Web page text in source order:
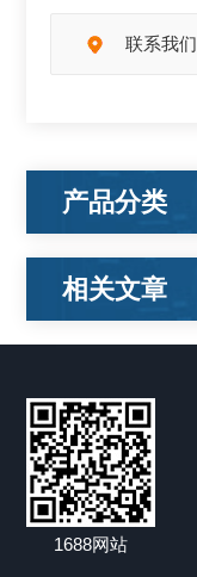
联系我们
产品分类
相关文章
1688网站